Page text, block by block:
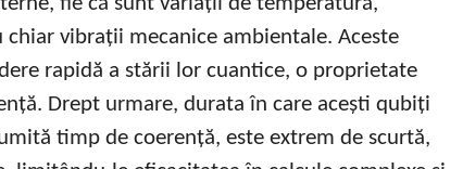
vibrații mecanice ambientale. Aceste
rapidă a stării lor cuantice, o proprietate
Drept urmare, durata în care acești qubiți
timp de coerență, este extrem de scurtă,